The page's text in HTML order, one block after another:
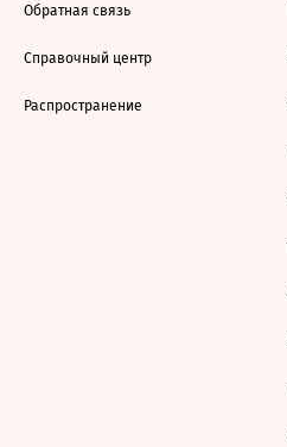
Обратная связь
Справочный центр
Распространение